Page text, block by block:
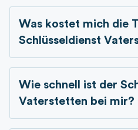
Was kostet mich die
Schlüsseldienst
Wie schnell ist der
Vaterstetten bei mir?